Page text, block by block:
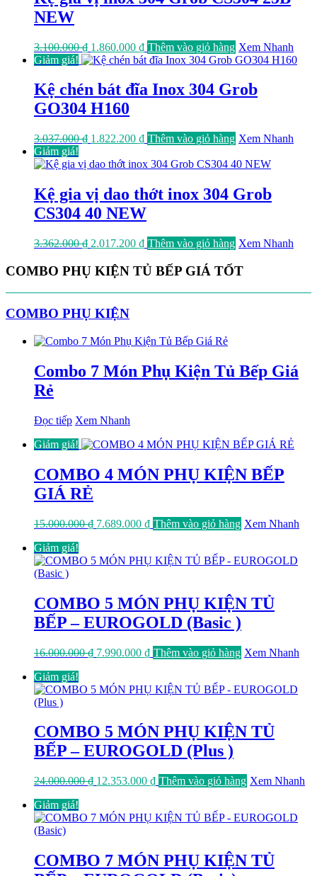
7.311.600 ₫.
NEW
3.100.000₫ Giá
gốc
3.100.000 ₫.
1.860.000 ₫Giá
hiện
là:
1.860.000 ₫.
Thêm vào giỏ hàng Xem Nhanh
Giảm giá!
Kệ chén bát đĩa Inox 304 Grob
GO304 H160
3.037.000₫ Giá
là:
1.822.200 ₫Giá
tại
1.822.200 ₫.
Thêm vào giỏ hàng Xem Nhanh
Giảm giá!
Kệ gia vị dao thớt inox 304 Grob
CS304 40 NEW
3.362.000₫ Giá
là:
3.362.000 ₫.
2.017.200 ₫Giá
tại
2.017.200 ₫.
Thêm vào giỏ hàng Xem Nhanh
COMBO PHỤ KIỆN TỦ BẾP GIÁ TỐT
COMBO PHỤ KIỆN
Combo 7 Món Phụ Kiện Tủ Bếp Giá
Rẻ
Đọc tiếp Xem Nhanh
Giảm giá!
COMBO 4 MÓN PHỤ KIỆN BẾP
GIÁ RẺ
15.000.000₫ Giá
15.000.000 ₫.
7.689.000 ₫Giá
là:
Thêm vào giỏ hàng Xem Nhanh
Giảm giá!
COMBO 5 MÓN PHỤ KIỆN TỦ
BẾP – EUROGOLD (Basic )
16.000.000₫ Giá
16.000.000 ₫.
7.990.000 ₫Giá
là:
Thêm vào giỏ hàng Xem Nhanh
Giảm giá!
COMBO 5 MÓN PHỤ KIỆN TỦ
BẾP – EUROGOLD (Plus )
24.000.000₫ Giá
24.000.000 ₫.
12.353.000 ₫Giá
là:
Thêm vào giỏ hàng Xem Nhanh
Giảm giá!
COMBO 7 MÓN PHỤ KIỆN TỦ